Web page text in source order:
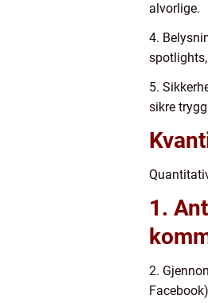
alvorlige.
4.
5.
sikre
1.
2.
Facebook)